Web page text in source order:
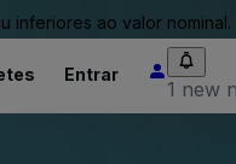
inferiores ao valor nominal.
Entrar
1 new